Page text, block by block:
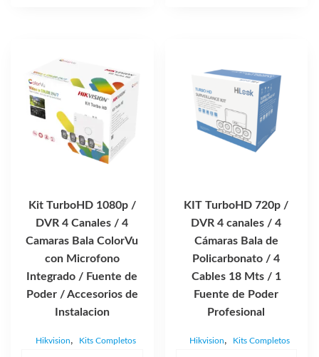
Kit TurboHD 1080p /
DVR 4 Canales / 4
Camaras Bala ColorVu
con Microfono
Integrado / Fuente de
Poder / Accesorios de
Instalacion
Hikvision, Kits Completos
KIT TurboHD 720p /
DVR 4 canales / 4
Cámaras Bala de
Policarbonato / 4
Cables 18 Mts / 1
Fuente de Poder
Profesional
Hikvision, Kits Completos